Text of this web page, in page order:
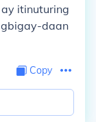
itinuturing
daan
Copy